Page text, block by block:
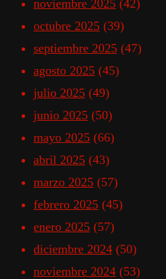
noviembre 2025 (42)
octubre 2025 (39)
septiembre 2025 (47)
agosto 2025 (45)
julio 2025 (49)
junio 2025 (50)
mayo 2025 (66)
abril 2025 (43)
marzo 2025 (57)
febrero 2025 (45)
enero 2025 (57)
diciembre 2024 (50)
noviembre 2024 (53)